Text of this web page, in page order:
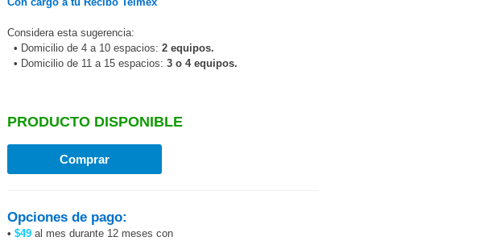
Considera esta sugerencia:
• Domicilio de 4 a 10 espacios: 2 equipos.
• Domicilio de 11 a 15 espacios: 3 o 4 equipos.
PRODUCTO DISPONIBLE
Opciones de pago:
• $49 al mes durante 12 meses con